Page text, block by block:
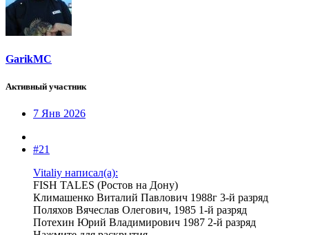
GarikMC
Активный участник
7 Янв 2026
#21
Vitaliy написал(а):
FISH TALES (Ростов на Дону)
Климашенко Виталий Павлович 1988г 3-й разряд
Поляхов Вячеслав Олегович, 1985 1-й разряд
Потехин Юрий Владимирович 1987 2-й разряд